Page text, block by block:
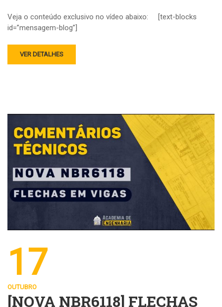
Veja o conteúdo exclusivo no vídeo abaixo: [text-blocks
id=”mensagem-blog”]
VER DETALHES
17
OUTUBRO
[NOVA NBR6118] FLECHAS